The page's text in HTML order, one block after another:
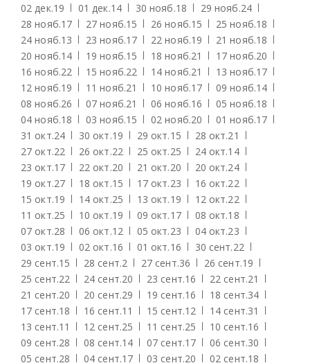
02 дек.19 01 дек.14 30 нояб.18 29 нояб.24
28 нояб.17 27 нояб.15 26 нояб.15 25 нояб.18
24 нояб.13 23 нояб.17 22 нояб.19 21 нояб.18
20 нояб.14 19 нояб.15 18 нояб.21 17 нояб.20
16 нояб.22 15 нояб.22 14 нояб.21 13 нояб.17
12 нояб.19 11 нояб.21 10 нояб.17 09 нояб.14
08 нояб.26 07 нояб.21 06 нояб.16 05 нояб.18
04 нояб.18 03 нояб.15 02 нояб.20 01 нояб.17
31 окт.24 30 окт.19 29 окт.15 28 окт.21
27 окт.22 26 окт.22 25 окт.25 24 окт.14
23 окт.17 22 окт.20 21 окт.20 20 окт.24
19 окт.27 18 окт.15 17 окт.23 16 окт.22
15 окт.19 14 окт.25 13 окт.19 12 окт.22
11 окт.25 10 окт.19 09 окт.17 08 окт.18
07 окт.28 06 окт.12 05 окт.23 04 окт.23
03 окт.19 02 окт.16 01 окт.16 30 сент.22
29 сент.15 28 сент.2 27 сент.36 26 сент.19
25 сент.22 24 сент.20 23 сент.16 22 сент.21
21 сент.20 20 сент.29 19 сент.16 18 сент.34
17 сент.18 16 сент.11 15 сент.12 14 сент.31
13 сент.11 12 сент.25 11 сент.25 10 сент.16
09 сент.28 08 сент.14 07 сент.17 06 сент.30
05 сент.28 04 сент.17 03 сент.20 02 сент.18